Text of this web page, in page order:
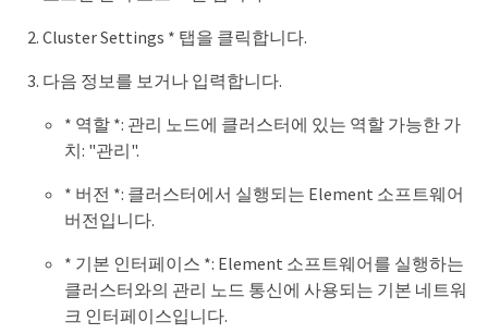
Cluster Settings * 탭을 클릭합니다.
다음 정보를 보거나 입력합니다.
* 역할 *: 관리 노드에 클러스터에 있는 역할 가능한 가
치: "관리".
* 버전 *: 클러스터에서 실행되는 Element 소프트웨어
버전입니다.
* 기본 인터페이스 *: Element 소프트웨어를 실행하는
클러스터와의 관리 노드 통신에 사용되는 기본 네트워
크 인터페이스입니다.